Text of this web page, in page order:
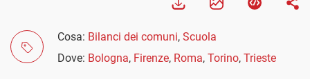
Cosa: Bilanci dei comuni, Scuola
Dove: Bologna, Firenze, Roma, Torino, Trieste